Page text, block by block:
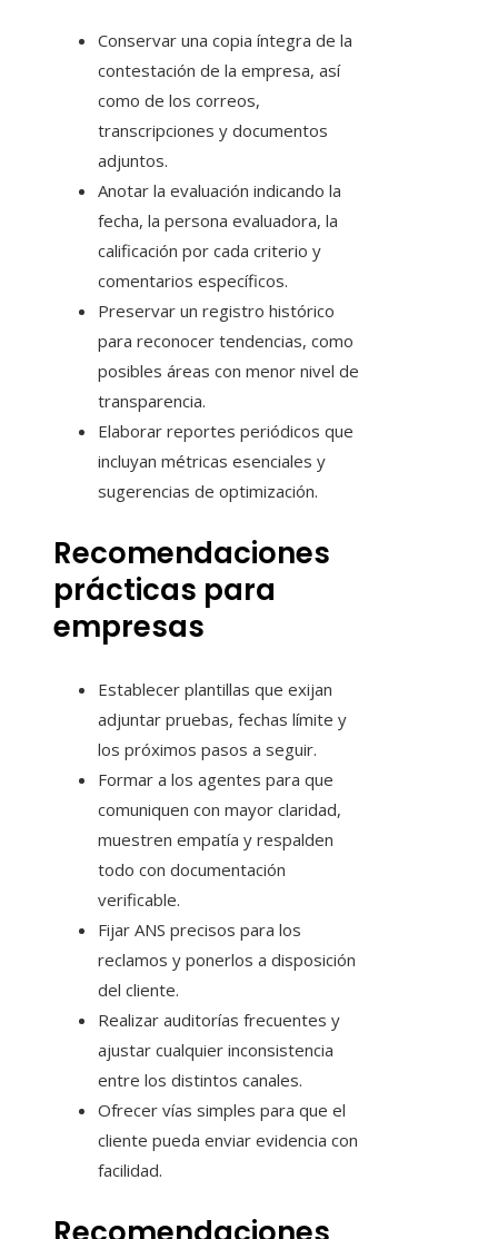
Conservar una copia íntegra de la
contestación de la empresa, así
como de los correos,
transcripciones y documentos
adjuntos.
Anotar la evaluación indicando la
fecha, la persona evaluadora, la
calificación por cada criterio y
comentarios específicos.
Preservar un registro histórico
para reconocer tendencias, como
posibles áreas con menor nivel de
transparencia.
Elaborar reportes periódicos que
incluyan métricas esenciales y
sugerencias de optimización.
Recomendaciones
prácticas para
empresas
Establecer plantillas que exijan
adjuntar pruebas, fechas límite y
los próximos pasos a seguir.
Formar a los agentes para que
comuniquen con mayor claridad,
muestren empatía y respalden
todo con documentación
verificable.
Fijar ANS precisos para los
reclamos y ponerlos a disposición
del cliente.
Realizar auditorías frecuentes y
ajustar cualquier inconsistencia
entre los distintos canales.
Ofrecer vías simples para que el
cliente pueda enviar evidencia con
facilidad.